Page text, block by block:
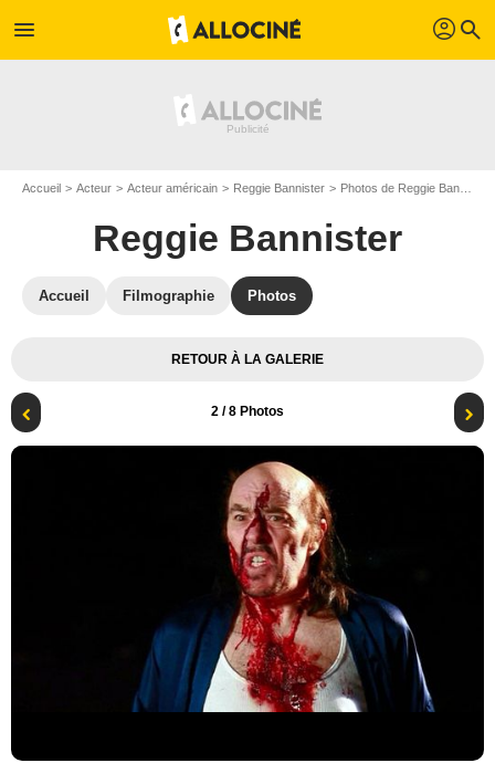
menu profil search
Accueil Acteur Acteur américain Reggie Bannister Photos de Reggie Bannister
Reggie Bannister
Accueil Filmographie Photos
RETOUR À LA GALERIE
2 / 8 Photos